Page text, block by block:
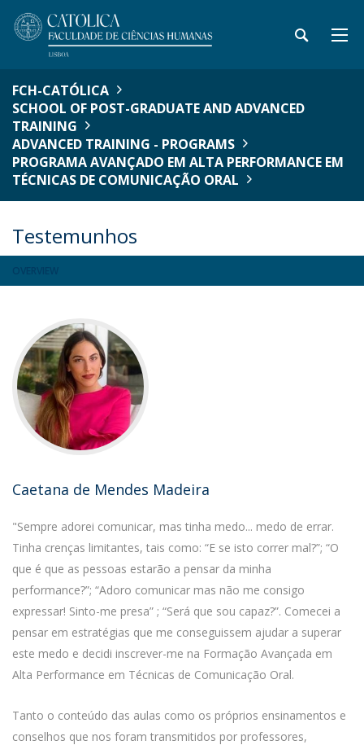
FCH-CATÓLICA
SCHOOL OF POST-GRADUATE AND ADVANCED
TRAINING
ADVANCED TRAINING - PROGRAMS
PROGRAMA AVANÇADO EM ALTA PERFORMANCE EM
TÉCNICAS DE COMUNICAÇÃO ORAL
Testemunhos
Caetana de Mendes Madeira
"Sempre adorei comunicar, mas tinha medo... medo de errar.
Tinha crenças limitantes, tais como: “E se isto correr mal?”; “O
que é que as pessoas estarão a pensar da minha
performance?”; “Adoro comunicar mas não me consigo
expressar! Sinto-me presa” ; “Será que sou capaz?”. Comecei a
pensar em estratégias que me conseguissem ajudar a superar
este medo e decidi inscrever-me na Formação Avançada em
Alta Performance em Técnicas de Comunicação Oral.
Tanto o conteúdo das aulas como os próprios ensinamentos e
conselhos que nos foram transmitidos por professores,